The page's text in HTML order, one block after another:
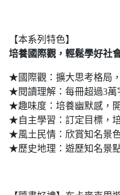
【本系列特色】
培養國際觀，輕鬆學好社
★國際觀：擴大思考格局
★閱讀理解：每冊超過3萬
★趣味度：培養幽默感，
★自主學習：訂定目標，
★風土民情：欣賞知名景
★歷史地理：遊歷知名景